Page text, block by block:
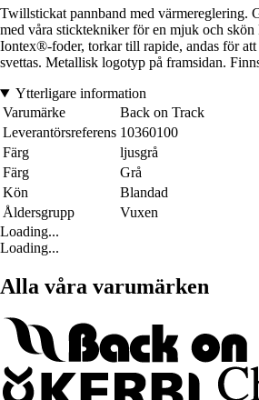
Twillstickat pannband med värmereglering.
med våra sticktekniker för en mjuk och
Iontex®-foder, torkar till rapide, andas för
svettas. Metallisk logotyp på framsidan.
Ytterligare information
Varumärke
Back on Track
Leverantörsreferens 10360100
Färg
ljusgrå
Färg
Grå
Kön
Blandad
Åldersgrupp
Vuxen
Loading...
Loading...
Alla våra varumärken